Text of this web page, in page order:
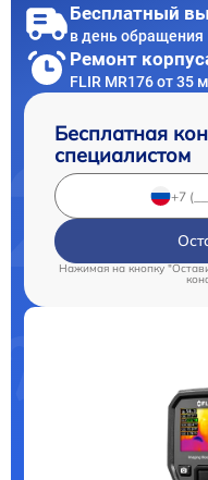
Бесплатный
в день обращения
Ремонт
FLIR MR176 от 35
Бесплатная
специалистом
Нажимая на кнопку